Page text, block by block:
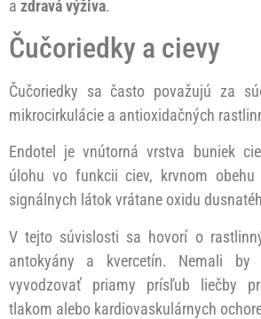
a zdravá výživa.
Čučoriedky a cievy
Čučoriedky sa často považujú za
mikrocirkulácie a antioxidačných
Endotel je vnútorná vrstva buniek
úlohu vo funkcii ciev, krvnom obehu
signálnych látok vrátane oxidu
V tejto súvislosti sa hovorí o
antokyány a kvercetín. Nemali
vyvodzovať priamy prísľub liečby
tlakom alebo kardiovaskulárnych